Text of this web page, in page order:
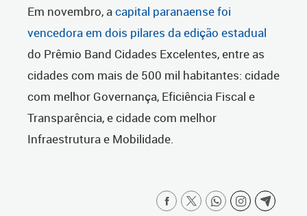
Em novembro, acapital paranaense foi
vencedora em dois pilares da edição estadual
do Prêmio Band Cidades Excelentes, entre as
cidades com mais de 500 mil habitantes: cidade
com melhor Governança, Eficiência Fiscal e
Transparência, e cidade com melhor
Infraestrutura e Mobilidade.